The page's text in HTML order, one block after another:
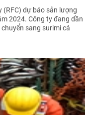
(RFC) dự báo sản lượng
2024. Công ty đang dần
sang surimi cá